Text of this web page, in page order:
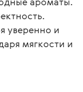
уверенно и
мягкости и